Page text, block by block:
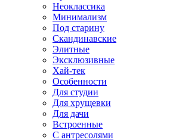
Неоклассика
Минимализм
Под старину
Скандинавские
Элитные
Эксклюзивные
Хай-тек
Особенности
Для студии
Для хрущевки
Для дачи
Встроенные
С антресолями